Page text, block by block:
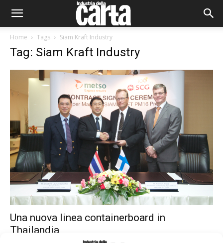
Home Tags Siam Kraft Industry
Tag: Siam Kraft Industry
Una nuova linea containerboard in
Thailandia